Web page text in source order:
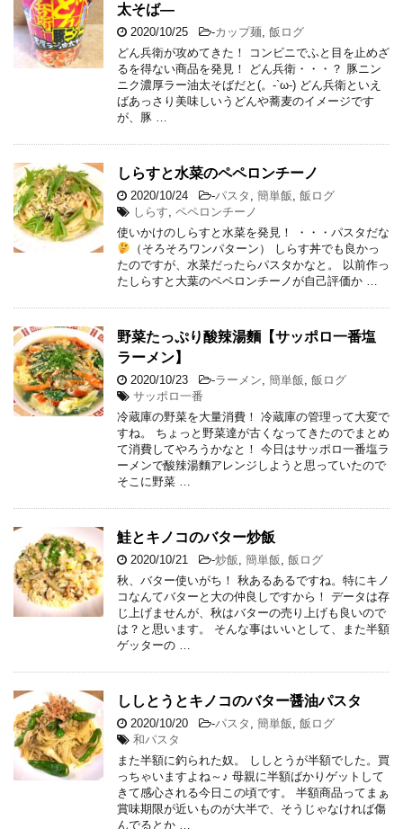
太そば―
2020/10/25 -カップ麺 飯ログ
どん兵衛が攻めてきた！ コンビニでふと目を止めざ
るを得ない商品を発見！ どん兵衛・・・？ 豚ニン
ニク濃厚ラー油太そばだと(。-`ω-) どん兵衛といえ
ばあっさり美味しいうどんや蕎麦のイメージです
が、豚 …
しらすと水菜のペペロンチーノ
2020/10/24 -パスタ 簡単飯 飯ログ
しらす ペペロンチーノ
使いかけのしらすと水菜を発見！ ・・・パスタだな
（そろそろワンパターン） しらす丼でも良かっ
たのですが、水菜だったらパスタかなと。 以前作っ
たしらすと大葉のペペロンチーノが自己評価か …
野菜たっぷり酸辣湯麵【サッポロ一番塩
ラーメン】
2020/10/23 -ラーメン 簡単飯 飯ログ
サッポロ一番
冷蔵庫の野菜を大量消費！ 冷蔵庫の管理って大変で
すね。 ちょっと野菜達が古くなってきたのでまとめ
て消費してやろうかなと！ 今日はサッポロ一番塩ラ
ーメンで酸辣湯麵アレンジしようと思っていたので
そこに野菜 …
鮭とキノコのバター炒飯
2020/10/21 -炒飯 簡単飯 飯ログ
秋、バター使いがち！ 秋あるあるですね。特にキノ
コなんてバターと大の仲良しですから！ データは存
じ上げませんが、秋はバターの売り上げも良いので
は？と思います。 そんな事はいいとして、また半額
ゲッターの …
ししとうとキノコのバター醤油パスタ
2020/10/20 -パスタ 簡単飯 飯ログ
和パスタ
また半額に釣られた奴。 ししとうが半額でした。買
っちゃいますよね～♪ 母親に半額ばかりゲットして
きて感心される今日この頃です。 半額商品ってまぁ
賞味期限が近いものが大半で、そうじゃなければ傷
んでるとか …